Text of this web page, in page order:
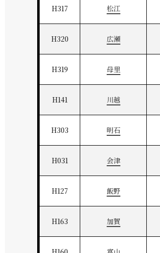
H317 松江
H320 広瀬
H319 母里
H141 川越
H303 明石
H031 会津
H127 飯野
H163 加賀